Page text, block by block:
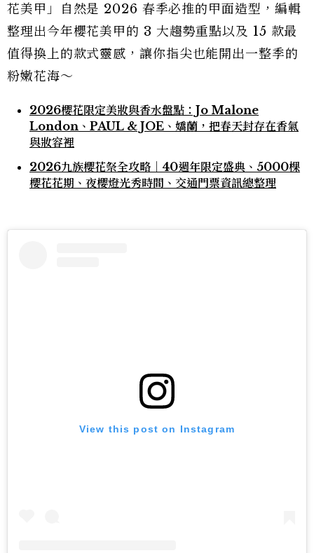
花美甲」自然是 2026 春季必推的甲面造型，編輯
整理出今年櫻花美甲的 3 大趨勢重點以及 15 款最
值得換上的款式靈感，讓你指尖也能開出一整季的
粉嫩花海～
2026櫻花限定美妝與香水盤點：Jo Malone
London、PAUL & JOE、嬌蘭，把春天封存在香氣
與妝容裡
2026九族櫻花祭全攻略｜40週年限定盛典、5000棵
櫻花花期、夜櫻燈光秀時間、交通門票資訊總整理
View this post on Instagram